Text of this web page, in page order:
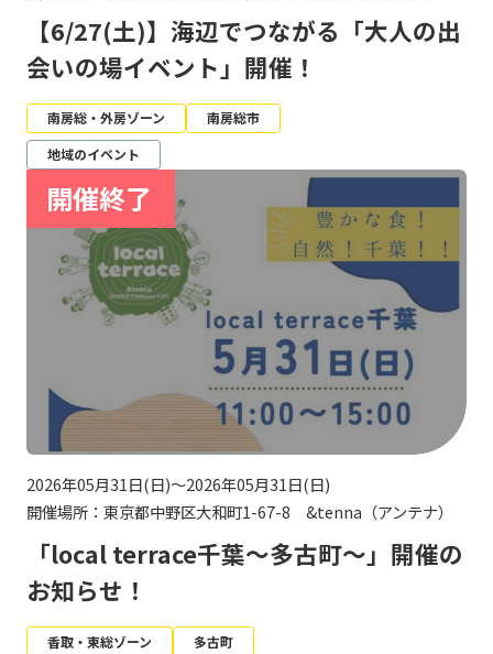
【6/27(土)】海辺でつながる「大人の出
会いの場イベント」開催！
南房総・外房ゾーン
南房総市
地域のイベント
2026年05月31日(日)～2026年05月31日(日)
開催場所：東京都中野区大和町1-67-8 &tenna（アンテナ）
「local terrace千葉～多古町～」開催の
お知らせ！
香取・東総ゾーン
多古町